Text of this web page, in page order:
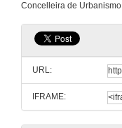
Concelleira de Urbanismo
URL:
IFRAME: